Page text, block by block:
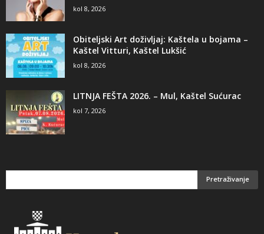
kol 8, 2026
Obiteljski Art doživljaj: Kaštela u bojama –
Kaštel Vitturi, Kaštel Lukšić
kol 8, 2026
LITNJA FEŠTA 2026. – Mul, Kaštel Sućurac
kol 7, 2026